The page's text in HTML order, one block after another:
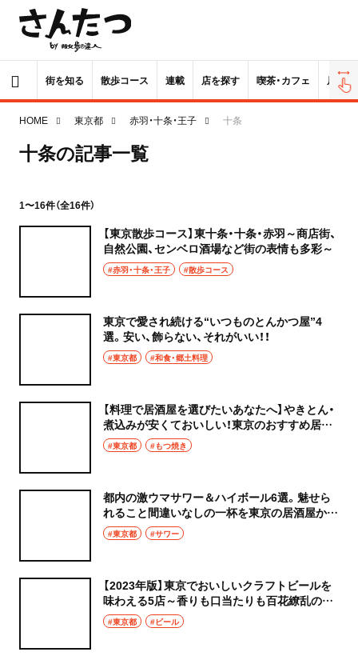
街を知る 散歩コース 連載 店を探す 喫茶・カフェ 居酒屋
HOME 東京都 赤羽・十条・王子 十条
十条の記事一覧
1〜16件（全16件）
【東京散歩コース】東十条・十条・赤羽～商店街、
自然公園、センベロ酒場など街の表情も多彩～
#赤羽・十条・王子 #散歩コース
東京で愛され続ける“いつものとんかつ屋”4
選。安い、飾らない、それがいい！！
#東京都 #和食・郷土料理
【料理で居酒屋を選びたいあなたへ】やきとん・
煮込みが安くておいしい！東京のおすすめ居酒
屋9選
#東京都 #もつ焼き
都内の激ウマサワー＆ハイボール6選。魅せら
れること間違いなしの一杯を東京の居酒屋から
選出しました！
#東京都 #サワー
【2023年版】東京でおいしいクラフトビールを
味わえる5店～香りも口当たりも百花繚乱の造
りたて
#東京都 #ビール